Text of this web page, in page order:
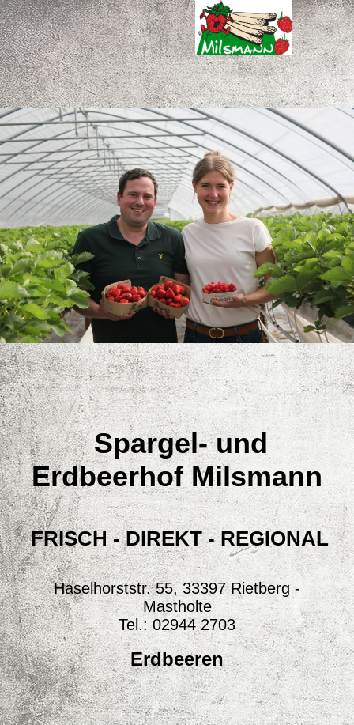
Spargel- und
Erdbeerhof Milsmann
FRISCH - DIREKT - REGIONAL
Haselhorststr. 55, 33397 Rietberg -
Mastholte
Tel.: 02944 2703
Erdbeeren